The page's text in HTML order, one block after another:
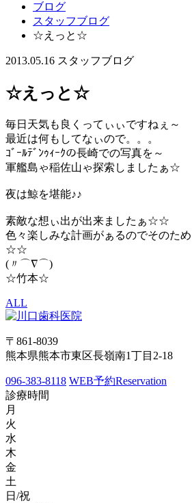
ブログ
スタッフブログ
☆えっと☆
2013.05.16 スタッフブログ
☆えっと☆
毎日天気も良くってぃぃですねぇ～
最近は何もしてなぃので。。。
ｺﾞｰﾙﾃﾞﾝｩｨｰｸの長崎での写真を～
軍艦島ゃ稲佐山ゃ探索しましたぁ☆
夜は鯨を堪能♪♪
素敵な想ぃ出が出来ましたぁ☆☆
色々楽しみな計画がぁるのでそのた
☆☆
(〃⌒∇⌒)ゞ
☆竹本☆
ALL
〒861-8039
熊本県熊本市東区長嶺南1丁目2-18
096-383-8118 WEB予約Reservation
診療時間
月
火
水
木
金
土
日/祝